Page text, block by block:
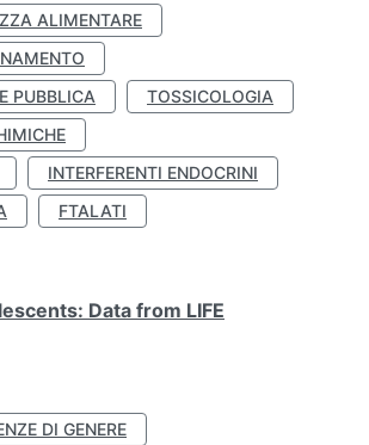
ALIMENTARE
PUBBLICA
TOSSICOLOGIA
INTERFERENTI ENDOCRINI
FTALATI
Data from LIFE
DI GENERE